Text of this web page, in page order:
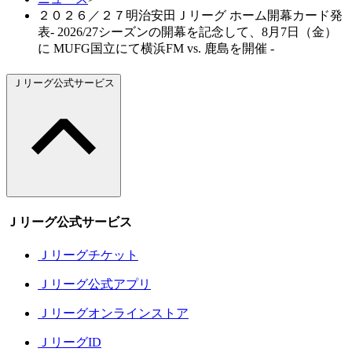
２０２６／２７明治安田Ｊリーグ ホーム開幕カード発
表- 2026/27シーズンの開幕を記念して、8月7日（金）
に MUFG国立にて横浜FM vs. 鹿島を開催 -
Ｊリーグ公式サービス
Ｊリーグ公式サービス
Ｊリーグチケット
Ｊリーグ公式アプリ
Ｊリーグオンラインストア
ＪリーグID